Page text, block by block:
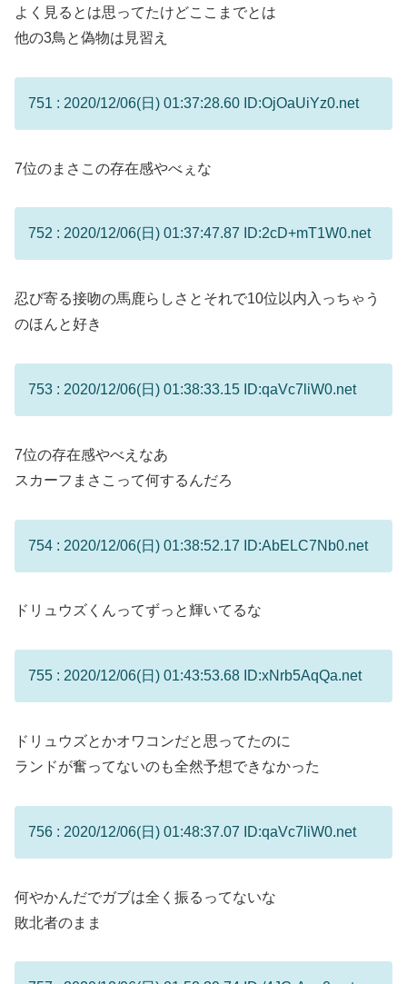
よく見るとは思ってたけどここまでとは
他の3鳥と偽物は見習え
751 : 2020/12/06(日) 01:37:28.60 ID:OjOaUiYz0.net
7位のまさこの存在感やべぇな
752 : 2020/12/06(日) 01:37:47.87 ID:2cD+mT1W0.net
忍び寄る接吻の馬鹿らしさとそれで10位以内入っちゃう
のほんと好き
753 : 2020/12/06(日) 01:38:33.15 ID:qaVc7liW0.net
7位の存在感やべえなあ
スカーフまさこって何するんだろ
754 : 2020/12/06(日) 01:38:52.17 ID:AbELC7Nb0.net
ドリュウズくんってずっと輝いてるな
755 : 2020/12/06(日) 01:43:53.68 ID:xNrb5AqQa.net
ドリュウズとかオワコンだと思ってたのに
ランドが奮ってないのも全然予想できなかった
756 : 2020/12/06(日) 01:48:37.07 ID:qaVc7liW0.net
何やかんだでガブは全く振るってないな
敗北者のまま